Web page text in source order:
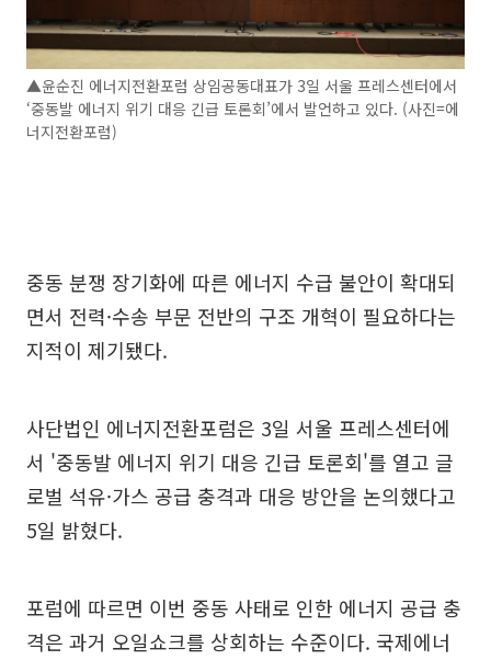
▲윤순진 에너지전환포럼 상임공동대표가 3일 서울 프레스센터에서
‘중동발 에너지 위기 대응 긴급 토론회’에서 발언하고 있다. (사진=에
너지전환포럼)
중동 분쟁 장기화에 따른 에너지 수급 불안이 확대되
면서 전력·수송 부문 전반의 구조 개혁이 필요하다는
지적이 제기됐다.
사단법인 에너지전환포럼은 3일 서울 프레스센터에
서 '중동발 에너지 위기 대응 긴급 토론회'를 열고 글
로벌 석유·가스 공급 충격과 대응 방안을 논의했다고
5일 밝혔다.
포럼에 따르면 이번 중동 사태로 인한 에너지 공급 충
격은 과거 오일쇼크를 상회하는 수준이다. 국제에너